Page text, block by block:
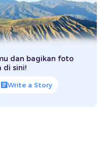
dan bagikan foto
di sini!
Write a Story